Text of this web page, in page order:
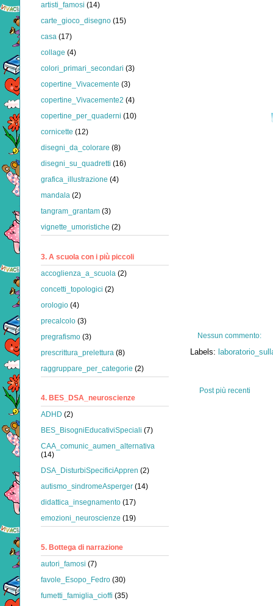
Nessun commento:
Labels:
Post più recenti
artisti_famosi (14)
carte_gioco_disegno (15)
casa (17)
collage (4)
colori_primari_secondari (3)
copertine_Vivacemente (3)
copertine_Vivacemente2 (4)
copertine_per_quaderni (10)
cornicette (12)
disegni_da_colorare (8)
disegni_su_quadretti (16)
grafica_illustrazione (4)
mandala (2)
tangram_grantam (3)
vignette_umoristiche (2)
3. A scuola con i più piccoli
accoglienza_a_scuola (2)
concetti_topologici (2)
orologio (4)
precalcolo (3)
pregrafismo (3)
prescrittura_prelettura (8)
raggruppare_per_categorie (2)
4. BES_DSA_neuroscienze
ADHD (2)
BES_BisogniEducativiSpeciali (7)
CAA_comunic_aumen_alternativa
(14)
DSA_DisturbiSpecificiAppren (2)
autismo_sindromeAsperger (14)
didattica_insegnamento (17)
emozioni_neuroscienze (19)
5. Bottega di narrazione
autori_famosi (7)
favole_Esopo_Fedro (30)
fumetti_famiglia_cioffi (35)